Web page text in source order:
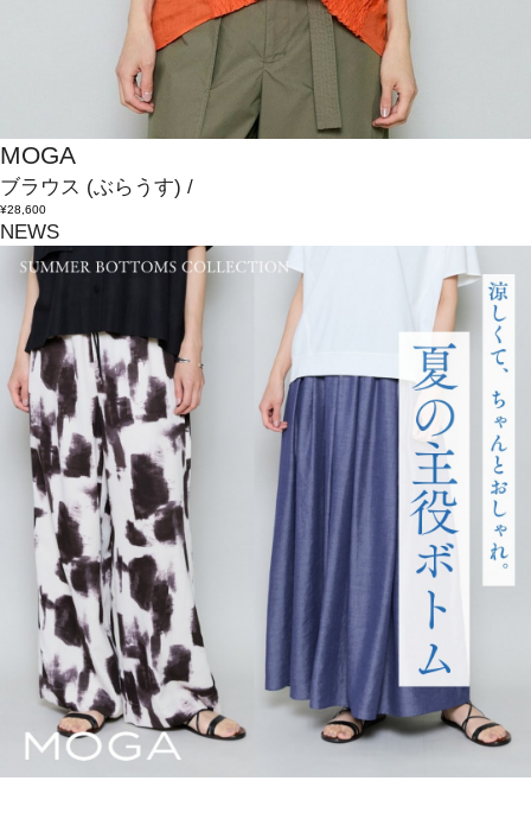
MOGA
ブラウス (ぶらうす) /
¥28,600
NEWS